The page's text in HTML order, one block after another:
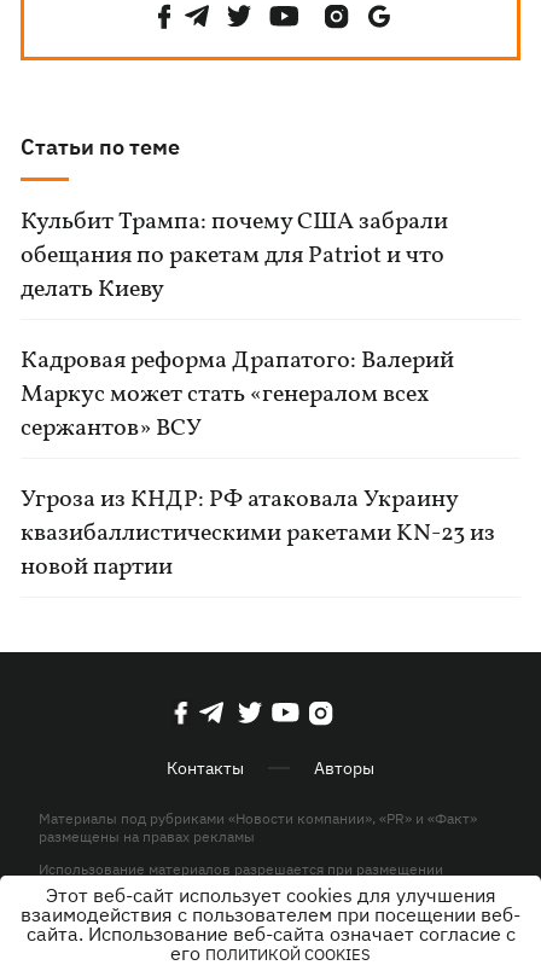
Статьи по теме
Кульбит Трампа: почему США забрали
обещания по ракетам для Patriot и что
делать Киеву
Кадровая реформа Драпатого: Валерий
Маркус может стать «генералом всех
сержантов» ВСУ
Угроза из КНДР: РФ атаковала Украину
квазибаллистическими ракетами KN-23 из
новой партии
Контакты Авторы
Материалы под рубриками «Новости компании», «PR» и «Факт»
размещены на правах рекламы
Использование материалов разрешается при размещении
активной гиперссылки на KP.UA в первом абзаце.
© ООО «ЮЛАВ МЕДИА»,2026. Все права защищены.
Этот веб-сайт использует cookies для улучшения
взаимодействия с пользователем при посещении веб-
сайта. Использование веб-сайта означает согласие с
его ПОЛИТИКОЙ COOKIES